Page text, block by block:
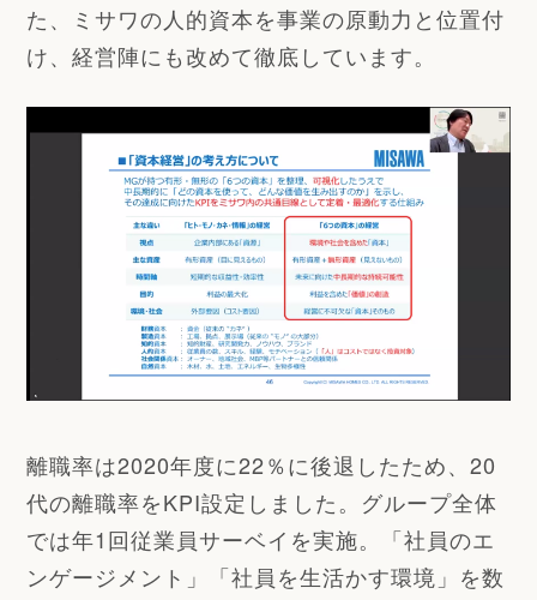
た、ミサワの人的資本を事業の原動力と位置付
け、経営陣にも改めて徹底しています。
離職率は2020年度に22％に後退したため、20
代の離職率をKPI設定しました。グループ全体
では年1回従業員サーベイを実施。「社員のエ
ンゲージメント」「社員を生活かす環境」を数